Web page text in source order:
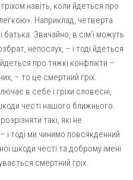
навіть, коли йдеться про
Наприклад, четверта
батька. Звичайно, в сім’ї можуть
непослух, – і тоді йдеться
про тяжкі конфлікти –
– то це смертний гріх.
в себе і гріхи словесні,
честі нашого ближнього.
такі, які не
і тоді ми чинимо повсякденний
шкоди честі та доброму імені
смертний гріх.